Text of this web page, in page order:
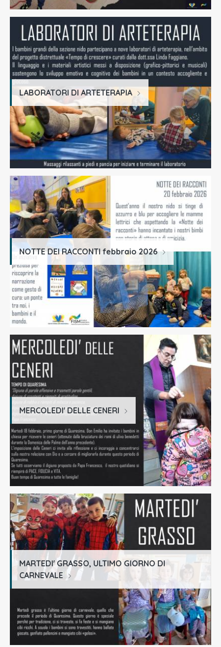
LABORATORI DI ARTETERAPIA
NOTTE DEI RACCONTI febbraio 2026
MERCOLEDI' DELLE CENERI
MARTEDI' GRASSO, ULTIMO GIORNO DI
CARNEVALE